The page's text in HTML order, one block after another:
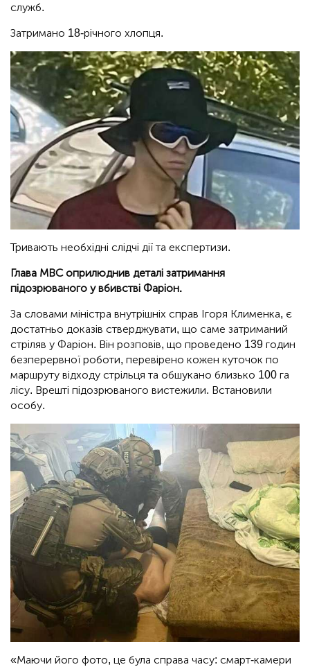
служб.
Затримано 18-річного хлопця.
Тривають необхідні слідчі дії та експертизи.
Глава МВС оприлюднив деталі затримання
підозрюваного у вбивстві Фаріон.
За словами міністра внутрішніх справ Ігоря Клименка, є
достатньо доказів стверджувати, що саме затриманий
стріляв у Фаріон. Він розповів, що проведено 139 годин
безперервної роботи, перевірено кожен куточок по
маршруту відходу стрільця та обшукано близько 100 га
лісу. Врешті підозрюваного вистежили. Встановили
особу.
«Маючи його фото, це була справа часу: смарт-камери